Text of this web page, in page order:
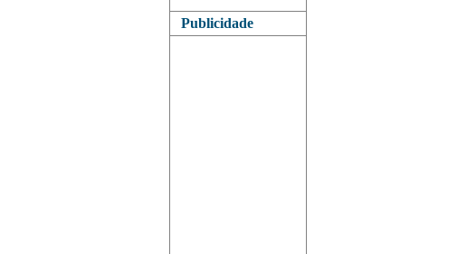
Publicidade